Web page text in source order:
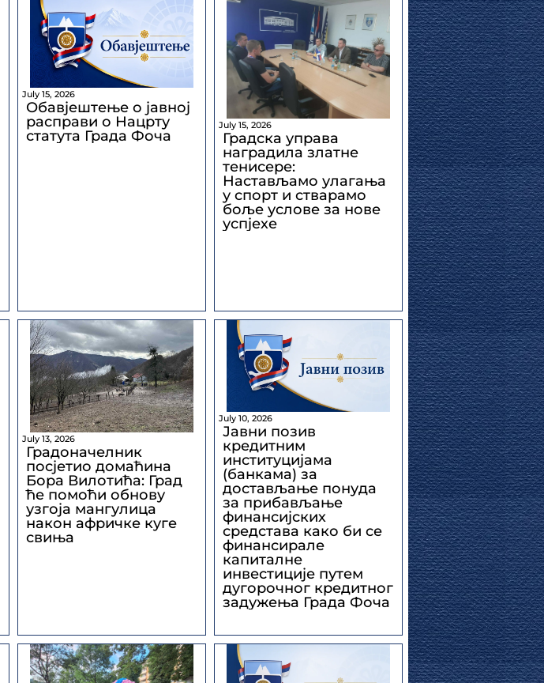
July 15, 2026
Обавјештење о јавној
расправи о Нацрту
статута Града Фоча
July 15, 2026
Градска управа
наградила златне
тенисере:
Настављамо улагања
у спорт и стварамо
боље услове за нове
успјехе
July 13, 2026
Градоначелник
посјетио домаћина
Борa Вилотића: Град
ће помоћи обнову
узгоја мангулица
након афричке куге
свиња
July 10, 2026
Јавни позив
кредитним
институцијама
(банкама) за
достављање понуда
за прибављање
финансијских
средстава како би се
финансирале
капиталне
инвестиције путем
дугорочног кредитног
задужења Града Фоча